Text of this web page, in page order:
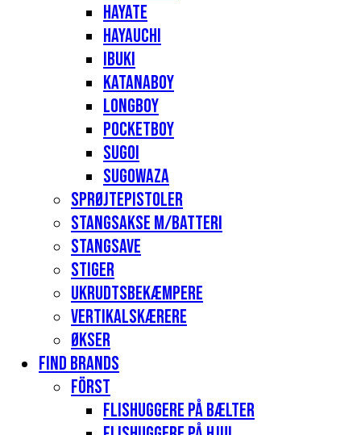
Hayate
Hayauchi
Ibuki
Katanaboy
Longboy
Pocketboy
Sugoi
Sugowaza
Sprøjtepistoler
Stangsakse m/batteri
Stangsave
Stiger
Ukrudtsbekæmpere
Vertikalskærere
Økser
Find Brands
Först
Flishuggere på bælter